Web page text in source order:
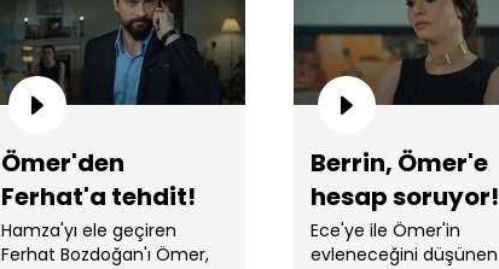
Ömer'den
Ferhat'a tehdit!
Hamza'yı ele geçiren
Ferhat Bozdoğan'ı Ömer,
Berrin, Ömer'e
hesap soruyor!
Ece'ye ile Ömer'in
evleneceğini düşünen